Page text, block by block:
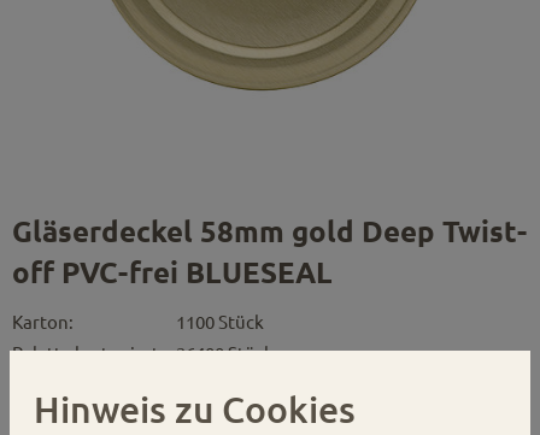
Gläserdeckel 58mm gold Deep Twist-
off PVC-frei BLUESEAL
Karton:
1100 Stück
Palette kartoniert: 26400 Stück
Durchmesser:
58 mm
Hinweis zu Cookies